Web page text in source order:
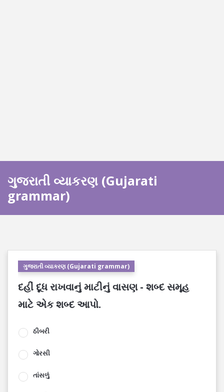
ગુજરાતી વ્યાકરણ (Gujarati
grammar)
ગુજરાતી વ્યાકરણ (Gujarati grammar)
દહીં દૂધ રાખવાનું માટીનું વાસણ - શબ્દ સમૂહ
માટે એક શબ્દ આપો.
ઠીબરી
ગોરસી
તાંસળું